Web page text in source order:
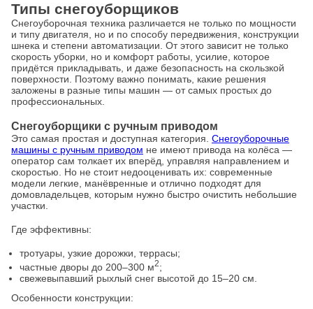
Типы снегоуборщиков
Снегоуборочная техника различается не только по мощности
и типу двигателя, но и по способу передвижения, конструкции
шнека и степени автоматизации. От этого зависит не только
скорость уборки, но и комфорт работы, усилие, которое
придётся прикладывать, и даже безопасность на скользкой
поверхности. Поэтому важно понимать, какие решения
заложены в разные типы машин — от самых простых до
профессиональных.
Снегоуборщики с ручным приводом
Это самая простая и доступная категория. Снегоуборочные
машины с ручным приводом не имеют привода на колёса —
оператор сам толкает их вперёд, управляя направлением и
скоростью. Но не стоит недооценивать их: современные
модели легкие, манёвренные и отлично подходят для
домовладельцев, которым нужно быстро очистить небольшие
участки.
Где эффективны:
тротуары, узкие дорожки, террасы;
частные дворы до 200–300 м2;
свежевыпавший рыхлый снег высотой до 15–20 см.
Особенности конструкции: